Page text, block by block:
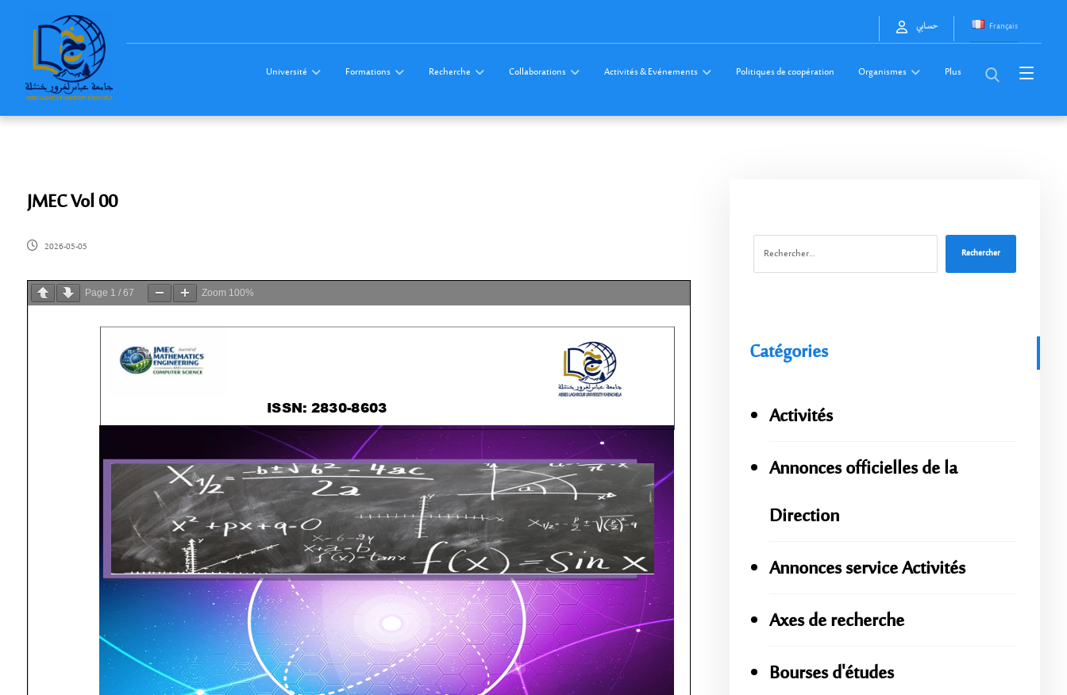
Français حسابي
Université Formations Recherche Collaborations Activités & Evénements Politiques de coopération Organismes Plus
JMEC Vol 00
2026-05-05
Page 1 / 67 Zoom 100%
Rechercher
Catégories
Activités
Annonces officielles de la
Direction
Annonces service Activités
Axes de recherche
Bourses d'études